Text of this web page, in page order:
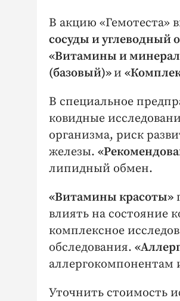
В акцию «Гемотеста»
сосуды и углеводный
«Витамины и
(базовый)» и
В специальное
ковидные
организма, риск
железы.
липидный обмен.
«Витамины красоты»
влиять на состояние
комплексное
обследования.
аллергокомпонентам
Уточнить стоимость